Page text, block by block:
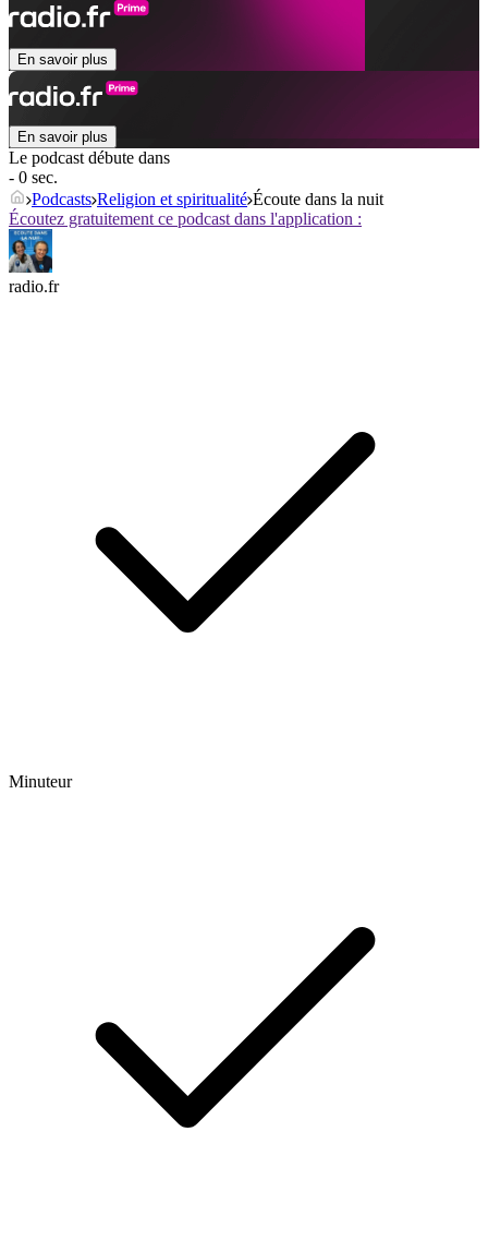
En savoir plus
En savoir plus
Le podcast débute dans
- 0 sec.
Podcasts Religion et spiritualité Écoute dans la nuit
Écoutez gratuitement ce podcast dans l'application :
radio.fr
Minuteur